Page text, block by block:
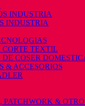
INDUSTRIA
INDUSTRIA
TEXTIL
COSER
& ACCESORIOS
PATCHWORK &